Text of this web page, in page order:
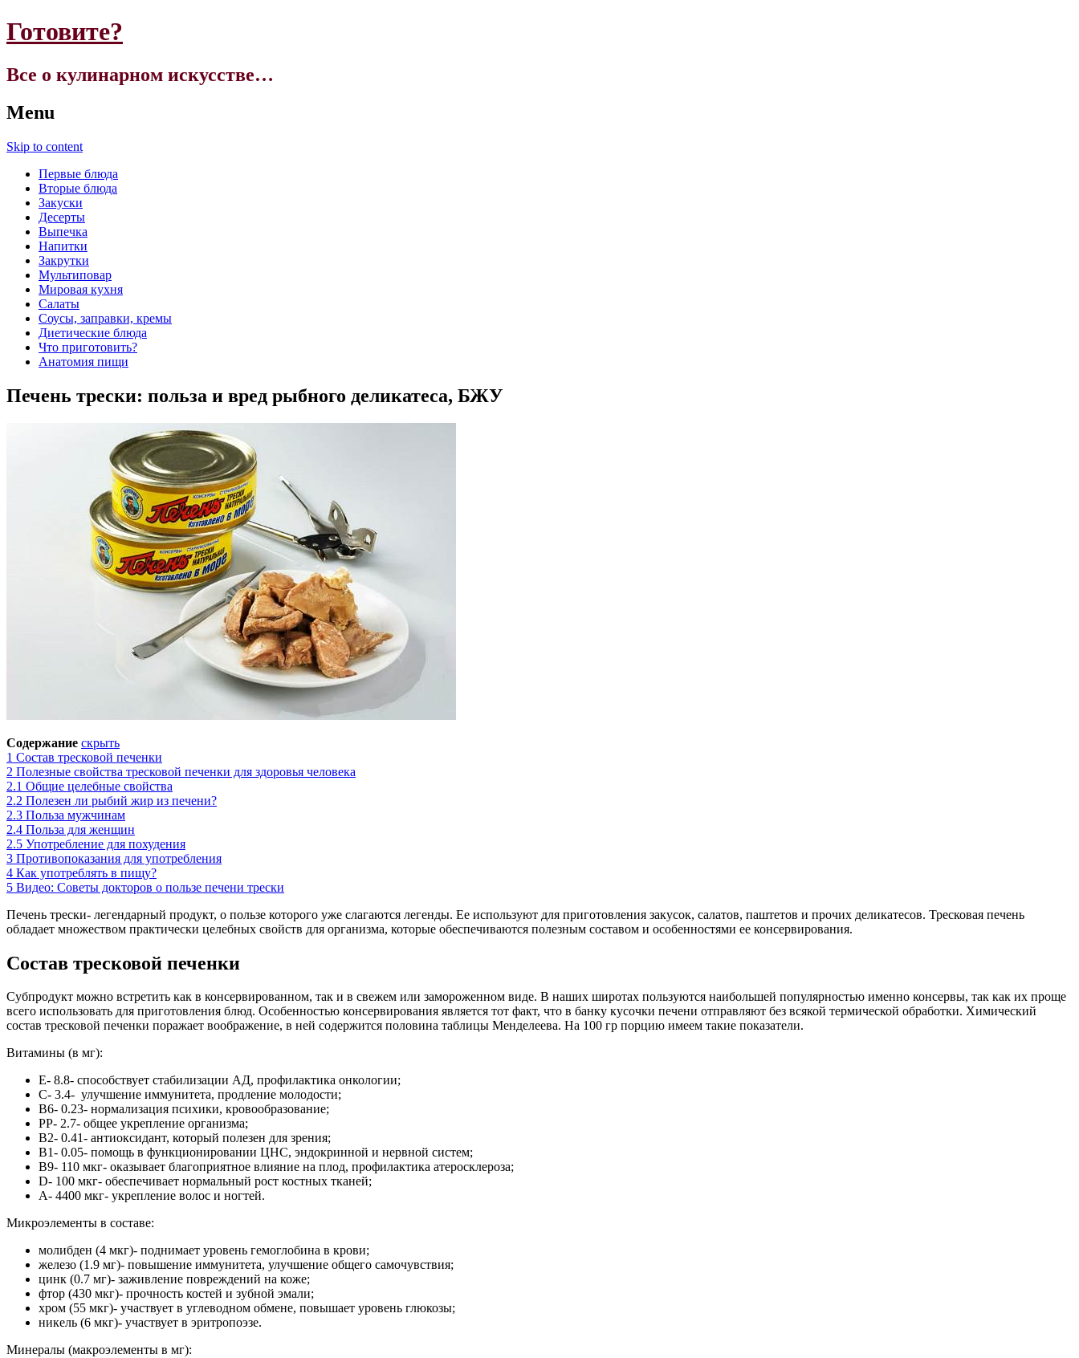
Готовите?
Все о кулинарном искусстве…
Menu
Skip to content
Первые блюда
Вторые блюда
Закуски
Десерты
Выпечка
Напитки
Закрутки
Мультиповар
Мировая кухня
Салаты
Соусы, заправки, кремы
Диетические блюда
Что приготовить?
Анатомия пищи
Печень трески: польза и вред рыбного деликатеса, БЖУ
Содержание скрыть
1 Состав тресковой печенки
2 Полезные свойства тресковой печенки для здоровья человека
2.1 Общие целебные свойства
2.2 Полезен ли рыбий жир из печени?
2.3 Польза мужчинам
2.4 Польза для женщин
2.5 Употребление для похудения
3 Противопоказания для употребления
4 Как употреблять в пищу?
5 Видео: Советы докторов о пользе печени трески
Печень трески- легендарный продукт, о пользе которого уже слагаются легенды. Ее используют для приготовления закусок, салатов, паштетов и прочих деликатесов. Тресковая печень
обладает множеством практически целебных свойств для организма, которые обеспечиваются полезным составом и особенностями ее консервирования.
Состав тресковой печенки
Субпродукт можно встретить как в консервированном, так и в свежем или замороженном виде. В наших широтах пользуются наибольшей популярностью именно консервы, так как их проще
всего использовать для приготовления блюд. Особенностью консервирования является тот факт, что в банку кусочки печени отправляют без всякой термической обработки. Химический
состав тресковой печенки поражает воображение, в ней содержится половина таблицы Менделеева. На 100 гр порцию имеем такие показатели.
Витамины (в мг):
Е- 8.8- способствует стабилизации АД, профилактика онкологии;
С- 3.4- улучшение иммунитета, продление молодости;
В6- 0.23- нормализация психики, кровообразование;
РР- 2.7- общее укрепление организма;
В2- 0.41- антиоксидант, который полезен для зрения;
В1- 0.05- помощь в функционировании ЦНС, эндокринной и нервной систем;
В9- 110 мкг- оказывает благоприятное влияние на плод, профилактика атеросклероза;
D- 100 мкг- обеспечивает нормальный рост костных тканей;
А- 4400 мкг- укрепление волос и ногтей.
Микроэлементы в составе:
молибден (4 мкг)- поднимает уровень гемоглобина в крови;
железо (1.9 мг)- повышение иммунитета, улучшение общего самочувствия;
цинк (0.7 мг)- заживление повреждений на коже;
фтор (430 мкг)- прочность костей и зубной эмали;
хром (55 мкг)- участвует в углеводном обмене, повышает уровень глюкозы;
никель (6 мкг)- участвует в эритропоэзе.
Минералы (макроэлементы в мг):